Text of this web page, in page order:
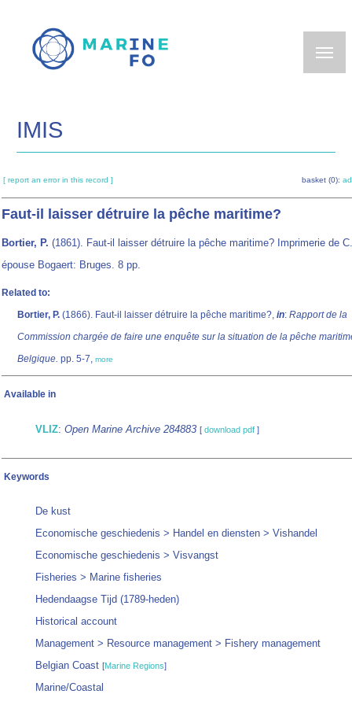
main
IMIS
[ report an error in this record ] basket (0):
Faut-il laisser détruire la pêche maritime?
Bortier, P. (1861). Faut-il laisser détruire la pêche maritime? Imprimerie de
épouse Bogaert: Bruges. 8 pp.
Related to:
Bortier, P. (1866). Faut-il laisser détruire la pêche maritime?, in: Rapport de la
Commission chargée de faire une enquête sur la situation de la pêche
Belgique. pp. 5-7, more
Available in
VLIZ: Open Marine Archive 284883 [ download pdf ]
Keywords
De kust
Economische geschiedenis > Handel en diensten > Vishandel
Economische geschiedenis > Visvangst
Fisheries > Marine fisheries
Hedendaagse Tijd (1789-heden)
Historical account
Management > Resource management > Fishery management
Belgian Coast [Marine Regions]
Marine/Coastal